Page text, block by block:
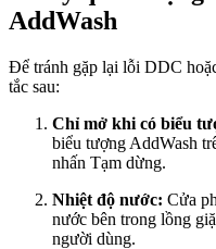
AddWash
Để tránh gặp lại lỗi DDC
tắc sau:
Chỉ mở khi có biểu
biểu tượng AddWash
nhấn Tạm dừng.
Nhiệt độ nước: Cửa
nước bên trong lồng
người dùng.